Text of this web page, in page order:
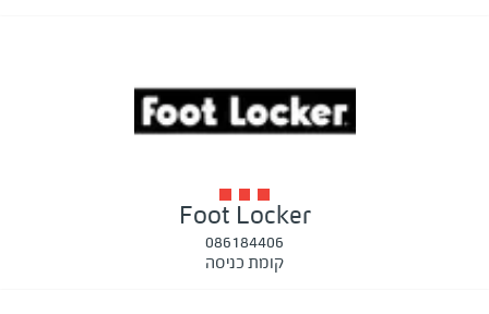
Foot Locker
086184406
קומת כניסה